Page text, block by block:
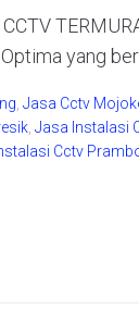
yang
Jasa Cctv
Jasa Instalasi
Cctv